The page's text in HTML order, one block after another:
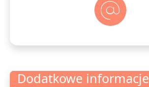
Dodatkowe informacje